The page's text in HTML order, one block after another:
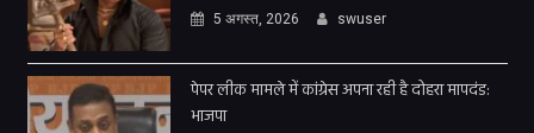
5 अगस्त, 2026 swuser
पेपर लीक मामले में कांग्रेस अपना रही है दोहरा मापदंड:
भाजपा